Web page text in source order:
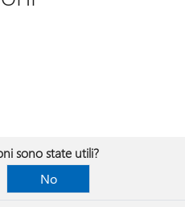
sono state utili?
No